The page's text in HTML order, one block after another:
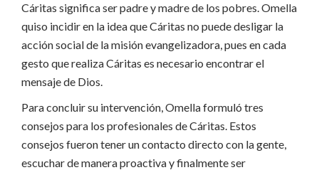
Cáritas significa ser padre y madre de los pobres. Omella
quiso incidir en la idea que Cáritas no puede desligar la
acción social de la misión evangelizadora, pues en cada
gesto que realiza Cáritas es necesario encontrar el
mensaje de Dios.
Para concluir su intervención, Omella formuló tres
consejos para los profesionales de Cáritas. Estos
consejos fueron tener un contacto directo con la gente,
escuchar de manera proactiva y finalmente ser